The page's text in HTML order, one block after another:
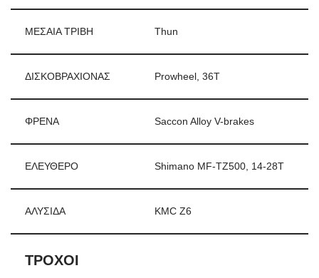
ΜΕΣΑΙΑ ΤΡΙΒΗ Thun
ΔΙΣΚΟΒΡΑΧΙOΝΑΣ Prowheel, 36T
ΦΡΕΝΑ Saccon Alloy V-brakes
ΕΛΕΥΘΕΡΟ Shimano MF-TZ500, 14-28T
ΑΛΥΣΙΔΑ KMC Z6
ΤΡΟΧΟΙ